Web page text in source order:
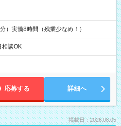
）実働8時間（残業少なめ！）
談OK
応募する 詳細へ
掲載日：2026.08.05